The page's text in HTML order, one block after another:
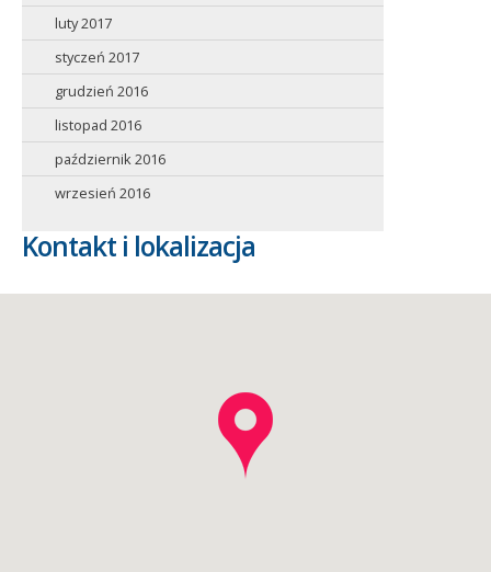
luty 2017
styczeń 2017
grudzień 2016
listopad 2016
październik 2016
wrzesień 2016
Kontakt i lokalizacja